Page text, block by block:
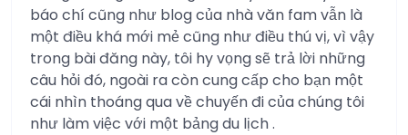
báo chí cũng như blog của nhà văn fam vẫn là
một điều khá mới mẻ cũng như điều thú vị, vì vậy
trong bài đăng này, tôi hy vọng sẽ trả lời những
câu hỏi đó, ngoài ra còn cung cấp cho bạn một
cái nhìn thoáng qua về chuyến đi của chúng tôi
như làm việc với một bảng du lịch .